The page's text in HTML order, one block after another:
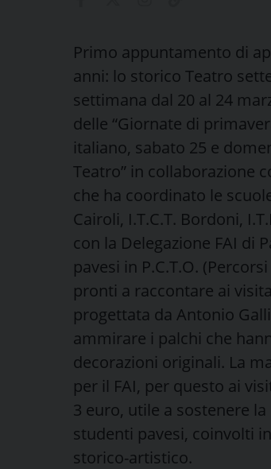
Primo appuntamento di
anni: lo storico Teatro
settimana dal 20 al 24
delle “Giornate di
italiano, sabato 25 e
Teatro” in collaborazione
che ha coordinato le
Cairoli, I.T.C.T. Bordoni,
con la Delegazione FAI di
pavesi in P.C.T.O.
pronti a raccontare ai
progettata da Antonio
ammirare i palchi che
decorazioni originali. La
per il FAI, per questo ai
3 euro, utile a sostenere
studenti pavesi, coinvolti
storico-artistico.